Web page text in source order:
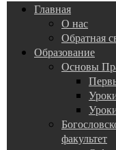
Главная
О нас
Обратная
Образование
Основы
факультет